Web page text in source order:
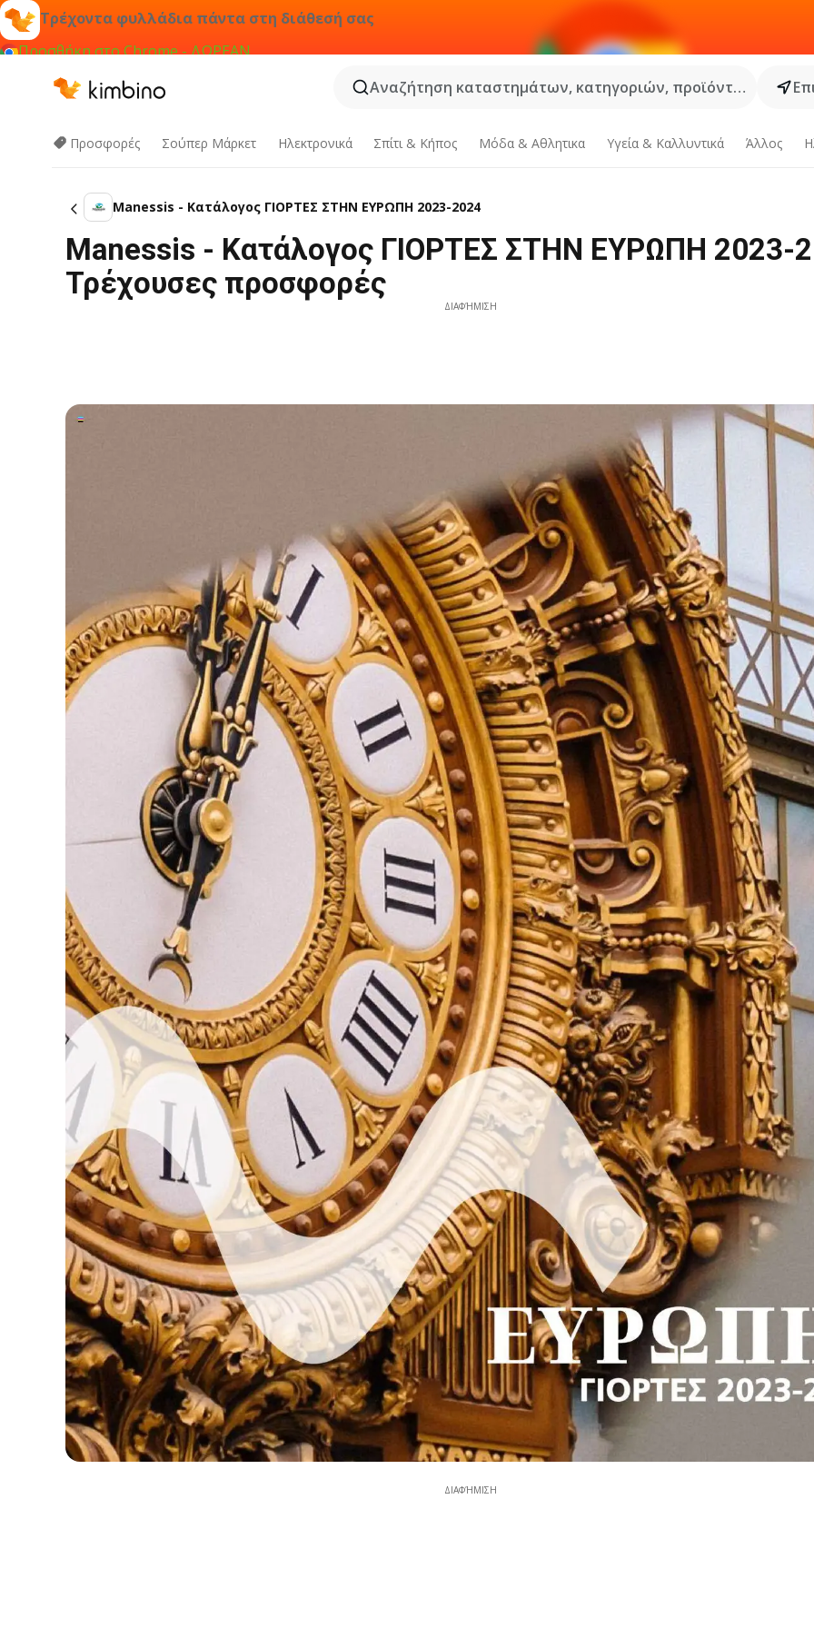
Τρέχοντα φυλλάδια πάντα στη διάθεσή σας
Προσθήκη στο Chrome - ΔΩΡΕΑΝ
Αναζήτηση καταστημάτων, κατηγοριών, προϊόντων...
Προσφορές Σούπερ Μάρκετ Hλεκτρονικά Σπίτι & Κήπος Μόδα & Aθλητικα Υγεία & Καλλυντικά Άλλος
Manessis - Kατάλογος ΓΙΟΡΤΕΣ ΣΤΗΝ ΕΥΡΩΠΗ 2023-2024
Manessis - Kατάλογος ΓΙΟΡΤΕΣ ΣΤΗΝ ΕΥΡΩΠΗ 2023-
Τρέχουσες προσφορές
ΔΙΑΦΉΜΙΣΗ
ΔΙΑΦΉΜΙΣΗ